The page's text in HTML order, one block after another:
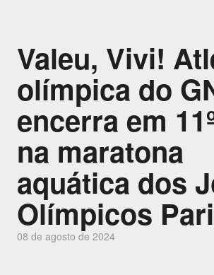
Valeu, Vivi!
olímpica do
encerra em
na maratona
aquática dos
Olímpicos
08 de agosto de 2024